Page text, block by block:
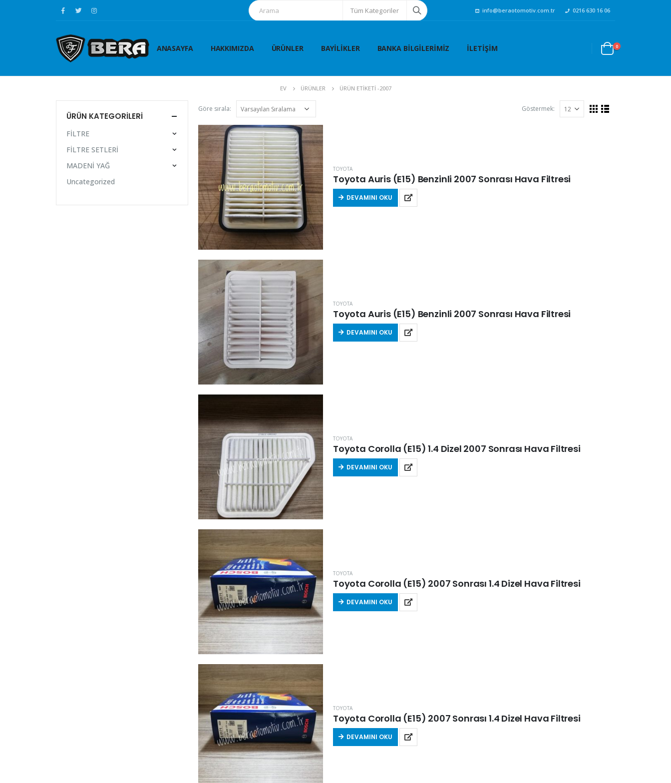
Tüm Kategoriler info@beraotomotiv.com.tr 0216 630 16 06
ANASAYFA HAKKIMIZDA ÜRÜNLER BAYILIKLER BANKA BILGILERIMIZ İLETIŞIM 0
EV ÜRÜNLER ÜRÜN ETIKETI -2007
Göre sırala: Göstermek:
TOYOTA
Toyota Auris (E15) Benzinli 2007 Sonrası Hava Filtresi
DEVAMINI OKU
TOYOTA
Toyota Auris (E15) Benzinli 2007 Sonrası Hava Filtresi
DEVAMINI OKU
TOYOTA
Toyota Corolla (E15) 1.4 Dizel 2007 Sonrası Hava Filtresi
DEVAMINI OKU
TOYOTA
Toyota Corolla (E15) 2007 Sonrası 1.4 Dizel Hava Filtresi
DEVAMINI OKU
TOYOTA
Toyota Corolla (E15) 2007 Sonrası 1.4 Dizel Hava Filtresi
DEVAMINI OKU
ÜRÜN KATEGORILERI
FİLTRE
FİLTRE SETLERİ
MADENİ YAĞ
Uncategorized